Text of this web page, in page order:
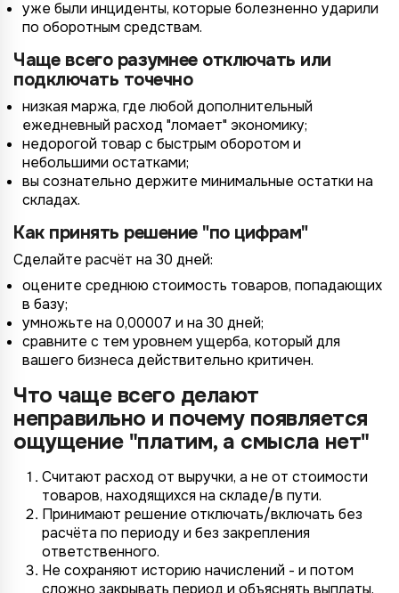
уже были инциденты, которые болезненно ударили
по оборотным средствам.
Чаще всего разумнее отключать или
подключать точечно
низкая маржа, где любой дополнительный
ежедневный расход "ломает" экономику;
недорогой товар с быстрым оборотом и
небольшими остатками;
вы сознательно держите минимальные остатки на
складах.
Как принять решение "по цифрам"
Сделайте расчёт на 30 дней:
оцените среднюю стоимость товаров, попадающих
в базу;
умножьте на 0,00007 и на 30 дней;
сравните с тем уровнем ущерба, который для
вашего бизнеса действительно критичен.
Что чаще всего делают
неправильно и почему появляется
ощущение "платим, а смысла нет"
Считают расход от выручки, а не от стоимости
товаров, находящихся на складе/в пути.
Принимают решение отключать/включать без
расчёта по периоду и без закрепления
ответственного.
Не сохраняют историю начислений - и потом
сложно закрывать период и объяснять выплаты.